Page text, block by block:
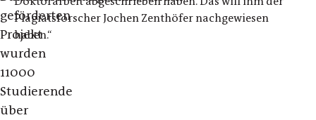
geförderten
Projekt
wurden
11000
Studierende
über
Plagiatsforscher Jochen Zenthöfer nachgewiesen
haben.“